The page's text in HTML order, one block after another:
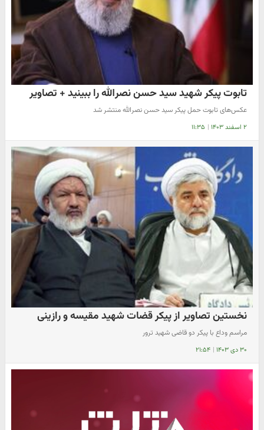
تابوت پیکر شهید سید حسن نصرالله را ببینید + تصاویر
عکس‌های تابوت حمل پیکر سید حسن نصرالله منتشر شد
۲ اسفند ۱۴۰۳ | ۱۱:۳۵
نخستین تصاویر از پیکر قضات شهید مقیسه و رازینی
مراسم وداع با پیکر دو قاضی شهید ترور
۳۰ دی ۱۴۰۳ | ۲۱:۵۴